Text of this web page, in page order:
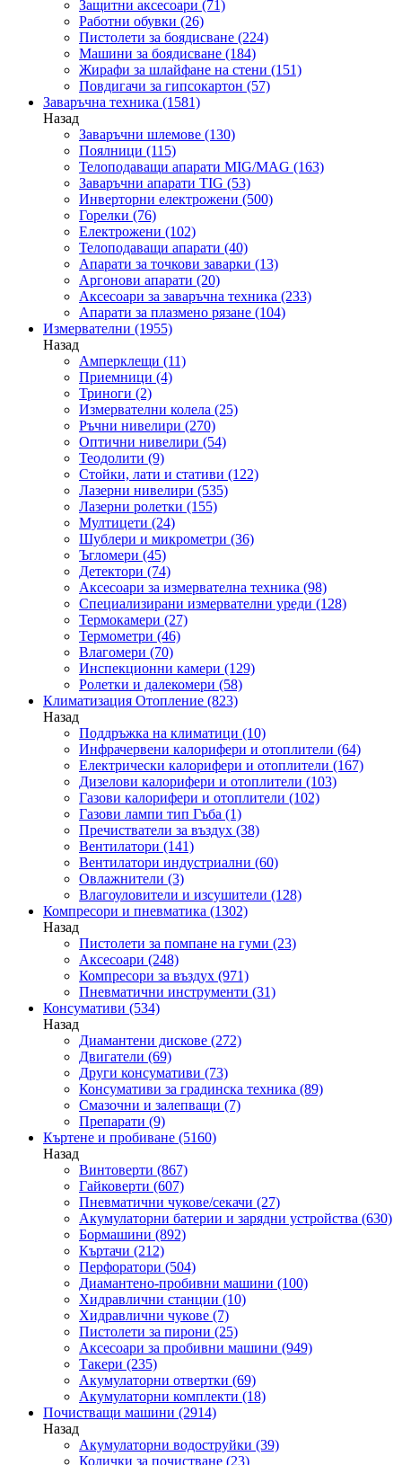
Защитни аксесоари (71)
Работни обувки (26)
Пистолети за боядисване (224)
Машини за боядисване (184)
Жирафи за шлайфане на стени (151)
Повдигачи за гипсокартон (57)
Заваръчна техника (1581)
Назад
Заваръчни шлемове (130)
Поялници (115)
Телоподаващи апарати MIG/MAG (163)
Заваръчни апарати TIG (53)
Инверторни електрожени (500)
Горелки (76)
Електрожени (102)
Телоподаващи апарати (40)
Апарати за точкови заварки (13)
Аргонови апарати (20)
Аксесоари за заваръчна техника (233)
Апарати за плазмено рязане (104)
Измервателни (1955)
Назад
Амперклещи (11)
Приемници (4)
Триноги (2)
Измервателни колела (25)
Ръчни нивелири (270)
Оптични нивелири (54)
Теодолити (9)
Стойки, лати и стативи (122)
Лазерни нивелири (535)
Лазерни ролетки (155)
Мултицети (24)
Шублери и микрометри (36)
Ъгломери (45)
Детектори (74)
Аксесоари за измервателна техника (98)
Специализирани измервателни уреди (128)
Термокамери (27)
Термометри (46)
Влагомери (70)
Инспекционни камери (129)
Ролетки и далекомери (58)
Климатизация Отопление (823)
Назад
Поддръжка на климатици (10)
Инфрачервени калорифери и отоплители (64)
Електрически калорифери и отоплители (167)
Дизелови калорифери и отоплители (103)
Газови калорифери и отоплители (102)
Газови лампи тип Гъба (1)
Пречистватели за въздух (38)
Вентилатори (141)
Вентилатори индустриални (60)
Овлажнители (3)
Влагоуловители и изсушители (128)
Компресори и пневматика (1302)
Назад
Пистолети за помпане на гуми (23)
Аксесоари (248)
Компресори за въздух (971)
Пневматични инструменти (31)
Консумативи (534)
Назад
Диамантени дискове (272)
Двигатели (69)
Други консумативи (73)
Консумативи за градинска техника (89)
Смазочни и залепващи (7)
Препарати (9)
Къртене и пробиване (5160)
Назад
Винтоверти (867)
Гайковерти (607)
Пневматични чукове/секачи (27)
Акумулаторни батерии и зарядни устройства (630)
Бормашини (892)
Къртачи (212)
Перфоратори (504)
Диамантено-пробивни машини (100)
Хидравлични станции (10)
Хидравлични чукове (7)
Пистолети за пирони (25)
Аксесоари за пробивни машини (949)
Такери (235)
Акумулаторни отвертки (69)
Акумулаторни комплекти (18)
Почистващи машини (2914)
Назад
Акумулаторни водоструйки (39)
Колички за почистване (23)